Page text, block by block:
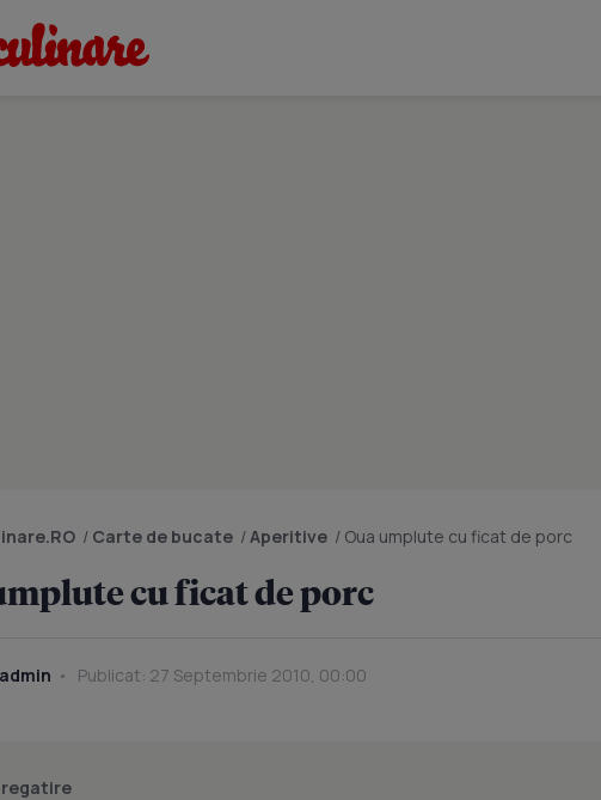
/ Carte de bucate /Aperitive / Oua umplute cu ficat de porc
cu ficat de porc
admin Publicat: 27 Septembrie 2010, 00:00